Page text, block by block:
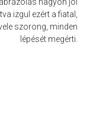
izgul ezért a fiatal,
szorong, minden
lépését megérti.